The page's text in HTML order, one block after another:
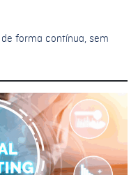
forma contínua, sem